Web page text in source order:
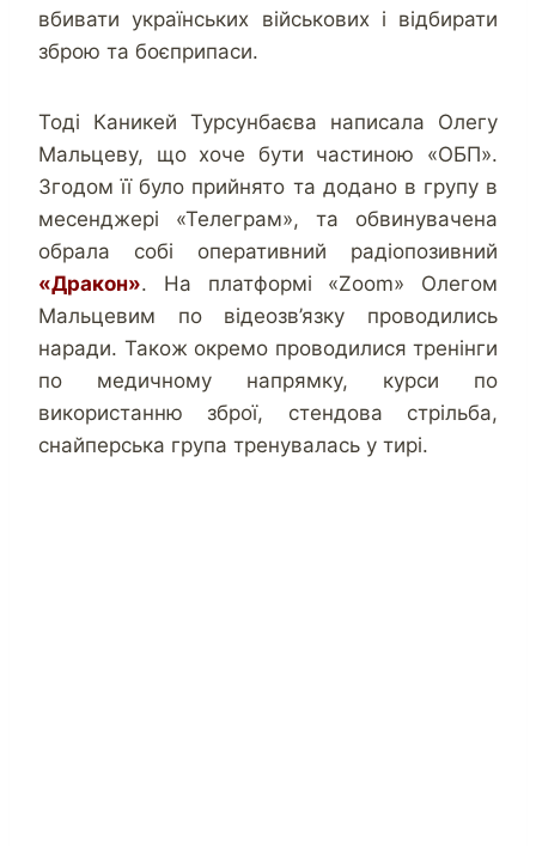
вбивати українських військових і відбирати
зброю та боєприпаси.
Тоді Каникей Турсунбаєва написала Олегу
Мальцеву, що хоче бути частиною «ОБП».
Згодом її було прийнято та додано в групу в
месенджері «Телеграм», та обвинувачена
обрала собі оперативний радіопозивний
«Дракон». На платформі «Zoom» Олегом
Мальцевим по відеозв’язку проводились
наради. Також окремо проводилися тренінги
по медичному напрямку, курси по
використанню зброї, стендова стрільба,
снайперська група тренувалась у тирі.